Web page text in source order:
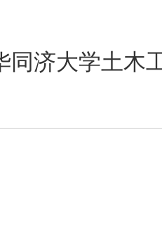
同济大学土木